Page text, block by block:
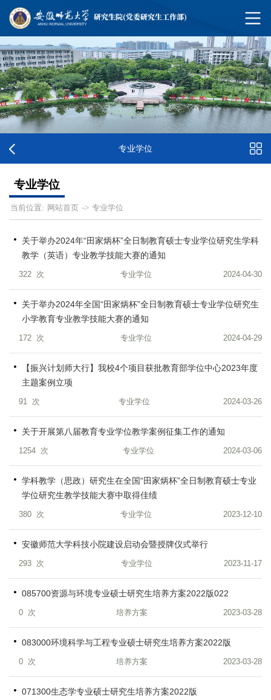
专业学位
专业学位
当前位置: 网站首页 -> 专业学位
关于举办2024年“田家炳杯”全日制教育硕士专业学位研究生学科
教学（英语）专业教学技能大赛的通知
322 次 专业学位 2024-04-30
关于举办2024年全国“田家炳杯”全日制教育硕士专业学位研究生
小学教育专业教学技能大赛的通知
172 次 专业学位 2024-04-29
【振兴计划师大行】我校4个项目获批教育部学位中心2023年度
主题案例立项
91 次 专业学位 2024-03-26
关于开展第八届教育专业学位教学案例征集工作的通知
1254 次 专业学位 2024-03-06
学科教学（思政）研究生在全国“田家炳杯”全日制教育硕士专业
学位研究生教学技能大赛中取得佳绩
380 次 专业学位 2023-12-10
安徽师范大学科技小院建设启动会暨授牌仪式举行
293 次 专业学位 2023-11-17
085700资源与环境专业硕士研究生培养方案2022版022
0 次 培养方案 2023-03-28
083000环境科学与工程专业硕士研究生培养方案2022版
0 次 培养方案 2023-03-28
071300生态学专业硕士研究生培养方案2022版